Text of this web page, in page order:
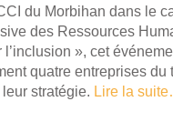
du Morbihan dans le
des Ressources
», cet
quatre entreprises du
stratégie. Lire la